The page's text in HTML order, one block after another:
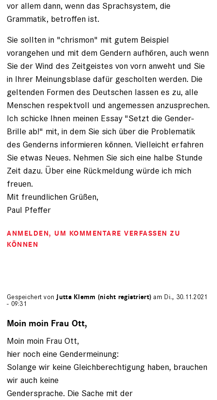
vor allem dann, wenn das Sprachsystem, die
Grammatik, betroffen ist.
Sie sollten in "chrismon" mit gutem Beispiel
vorangehen und mit dem Gendern aufhören, auch wenn
Sie der Wind des Zeitgeistes von vorn anweht und Sie
in Ihrer Meinungsblase dafür gescholten werden. Die
geltenden Formen des Deutschen lassen es zu, alle
Menschen respektvoll und angemessen anzusprechen.
Ich schicke Ihnen meinen Essay "Setzt die Gender-
Brille ab!" mit, in dem Sie sich über die Problematik
des Genderns informieren können. Vielleicht erfahren
Sie etwas Neues. Nehmen Sie sich eine halbe Stunde
Zeit dazu. Über eine Rückmeldung würde ich mich
freuen.
Mit freundlichen Grüßen,
Paul Pfeffer
ANMELDEN, UM KOMMENTARE VERFASSEN ZU
KÖNNEN
Gespeichert von Jutta Klemm (nicht registriert) am Di., 30.11.2021
- 09:31
Moin moin Frau Ott,
Moin moin Frau Ott,
hier noch eine Gendermeinung:
Solange wir keine Gleichberechtigung haben, brauchen
wir auch keine
Gendersprache. Die Sache mit der